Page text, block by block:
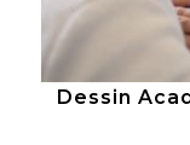
Dessin